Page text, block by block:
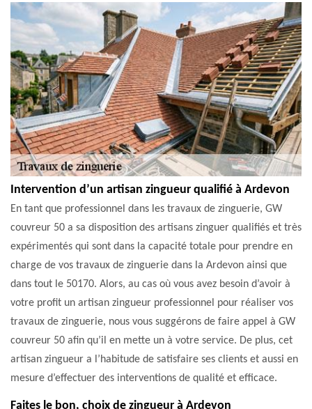
Intervention d’un artisan zingueur qualifié à Ardevon
En tant que professionnel dans les travaux de zinguerie, GW
couvreur 50 a sa disposition des artisans zinguer qualifiés et très
expérimentés qui sont dans la capacité totale pour prendre en
charge de vos travaux de zinguerie dans la Ardevon ainsi que
dans tout le 50170. Alors, au cas où vous avez besoin d’avoir à
votre profit un artisan zingueur professionnel pour réaliser vos
travaux de zinguerie, nous vous suggérons de faire appel à GW
couvreur 50 afin qu’il en mette un à votre service. De plus, cet
artisan zingueur a l’habitude de satisfaire ses clients et aussi en
mesure d’effectuer des interventions de qualité et efficace.
Faites le bon, choix de zingueur à Ardevon